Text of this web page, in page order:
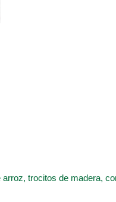
trocitos de madera,